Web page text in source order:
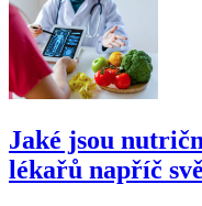
Jaké jsou
lékařů napříč